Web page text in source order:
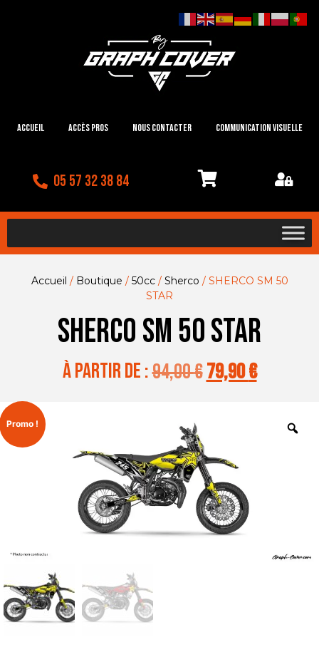
Accueil Accès Pros Nous contacter Communication visuelle
05 57 32 38 84
Accueil / Boutique / 50cc/ Sherco / SHERCO SM 50
STAR
SHERCO SM 50 STAR
à partir de :94,00€79,90€
Promo !